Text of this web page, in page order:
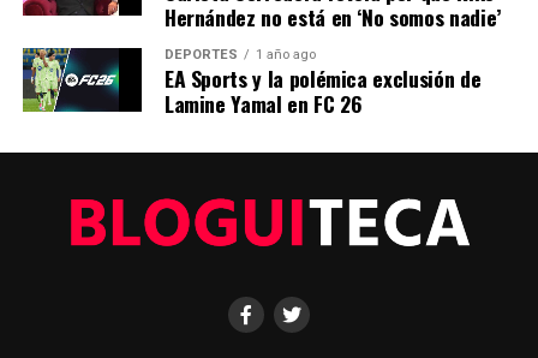
ANTERIOR
Avance en las Negociaciones de Paz en Oriente Medio
Nuestro equipo editorial no solo informa las noticias: las vive.
Con años de experiencia en primera línea, buscamos los
hechos, los verificamos con rigor y contamos las historias que
una mirada atenta al detalle, abordamos la política, la cultura y
la tecnología con un análisis preciso y profundo. Cuando los
Hernández no está en ‘No somos nadie’
DEPORTES 1 año ago
EA Sports y la polémica exclusión de
Lamine Yamal en FC 26